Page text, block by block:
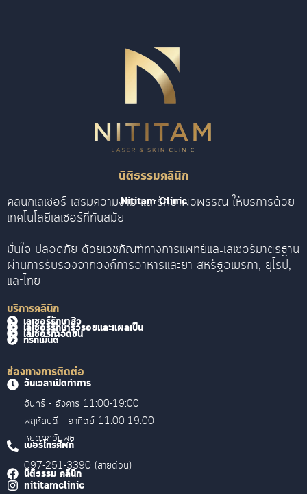
นิติธรรมคลินิก
Nititam Clinic
คลินิกเลเซอร์ เสริมความงาม และรักษาผิวพรรณ ให้บริการด้วย
เทคโนโลยีเลเซอร์ที่ทันสมัย
มั่นใจ ปลอดภัย ด้วยเวชภัณฑ์ทางการแพทย์และเลเซอร์มาตรฐาน
ผ่านการรับรองจากองค์การอาหารและยา สหรัฐอเมริกา, ยุโรป,
และไทย
บริการคลินิก
เลเซอร์รักษาสิว
เลเซอร์รักษาริ้วรอยและแผลเป็น
เลเซอร์กำจัดขน
ทรีทเม้นต์
ช่องทางการติดต่อ
วันเวลาเปิดทำการ
จันทร์ - อังคาร 11:00-19:00
พฤหัสบดี - อาทิตย์ 11:00-19:00
หยุดทุกวันพุธ
เบอร์โทรศัพท์
097-251-3390 (สายด่วน)
นิติธรรม คลินิก
nititamclinic